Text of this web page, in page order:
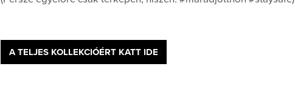
A TELJES KOLLEKCIÓÉRT KATT IDE